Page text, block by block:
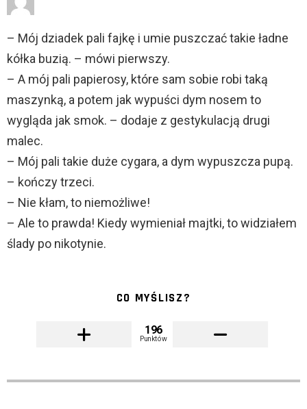
– Mój dziadek pali fajkę i umie puszczać takie ładne
kółka buzią. – mówi pierwszy.
– A mój pali papierosy, które sam sobie robi taką
maszynką, a potem jak wypuści dym nosem to
wygląda jak smok. – dodaje z gestykulacją drugi
malec.
– Mój pali takie duże cygara, a dym wypuszcza pupą.
– kończy trzeci.
– Nie kłam, to niemożliwe!
– Ale to prawda! Kiedy wymieniał majtki, to widziałem
ślady po nikotynie.
CO MYŚLISZ?
196
Punktów